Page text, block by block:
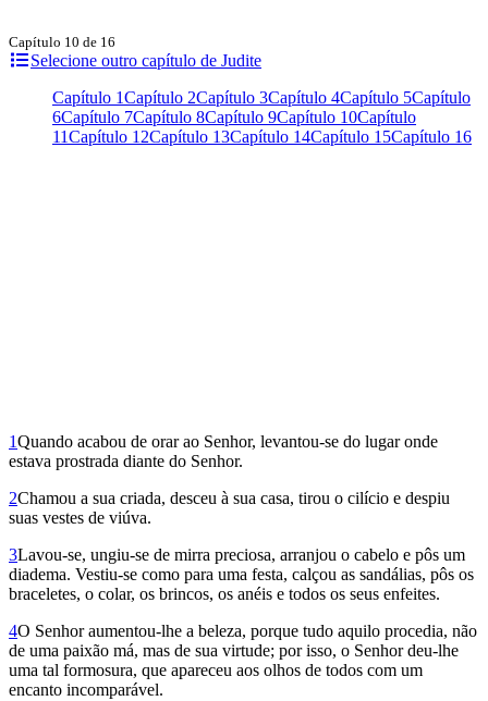
Capítulo 10 de 16
Selecione outro capítulo de Judite
Capítulo 1Capítulo 2Capítulo 3Capítulo 4Capítulo 5Capítulo
6Capítulo 7Capítulo 8Capítulo 9Capítulo 10Capítulo
11Capítulo 12Capítulo 13Capítulo 14Capítulo 15Capítulo 16
1Quando acabou de orar ao Senhor, levantou-se do lugar onde
estava prostrada diante do Senhor.
2Chamou a sua criada, desceu à sua casa, tirou o cilício e despiu
suas vestes de viúva.
3Lavou-se, ungiu-se de mirra preciosa, arranjou o cabelo e pôs um
diadema. Vestiu-se como para uma festa, calçou as sandálias, pôs os
braceletes, o colar, os brincos, os anéis e todos os seus enfeites.
4O Senhor aumentou-lhe a beleza, porque tudo aquilo procedia, não
de uma paixão má, mas de sua virtude; por isso, o Senhor deu-lhe
uma tal formosura, que apareceu aos olhos de todos com um
encanto incomparável.